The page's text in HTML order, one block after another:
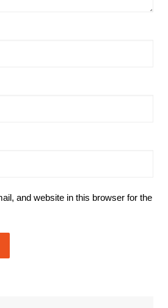
and website in this browser for the